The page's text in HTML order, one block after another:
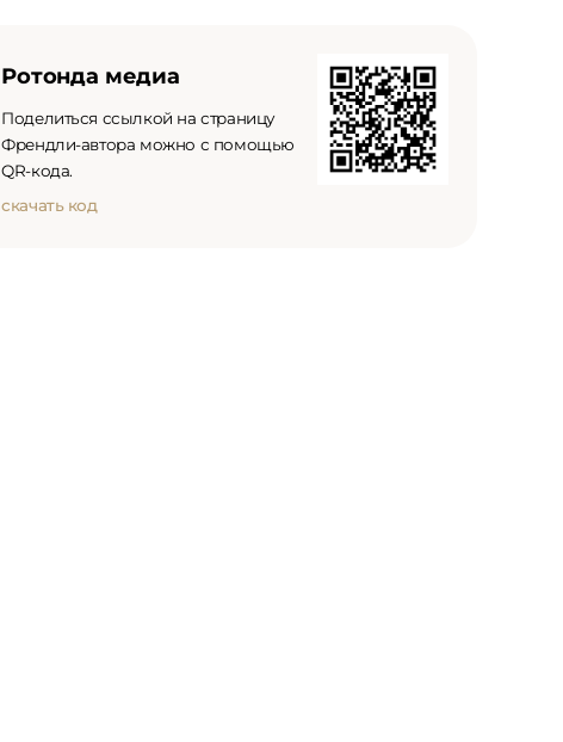
Ротонда медиа
Поделиться ссылкой на страницу
Френдли-автора можно с помощью
QR-кода.
скачать код